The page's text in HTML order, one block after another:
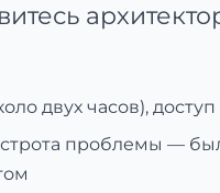
двух часов), доступ
проблемы —